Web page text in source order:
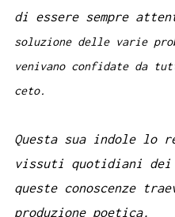
di essere sempre
soluzione delle varie
venivano confidate da
ceto.
Questa sua indole lo
vissuti quotidiani dei
queste conoscenze
produzione poetica.